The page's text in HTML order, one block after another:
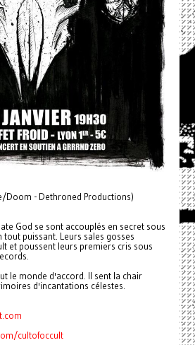
Doom - Dethroned Productions)
God se sont accouplés en secret sous
tout puissant. Leurs sales gosses
et poussent leurs premiers cris sous
le monde d'accord. Il sent la chair
d'incantations célestes.
cultofoccult